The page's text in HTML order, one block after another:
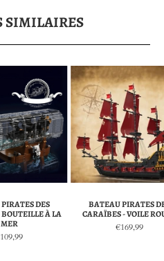
SIMILAIRES
DES
À LA
MER
BATEAU PIRATES
CARAÏBES - VOILE
€169,99